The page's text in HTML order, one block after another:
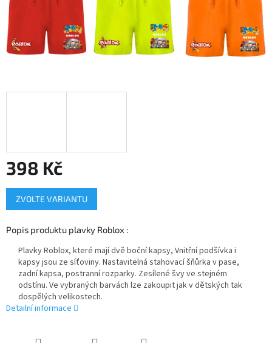
398 Kč
Měrná
cena:
ZVOLTE VARIANTU
Popis produktu plavky Roblox :
Plavky Roblox, které mají dvě boční kapsy, Vnitřní podšívka i
kapsy jsou ze síťoviny. Nastavitelná stahovací šňůrka v pase,
zadní kapsa, postranní rozparky. Zesílené švy ve stejném
odstínu. Ve vybraných barvách lze zakoupit jak v dětských tak
dospělých velikostech.
Detailní informace